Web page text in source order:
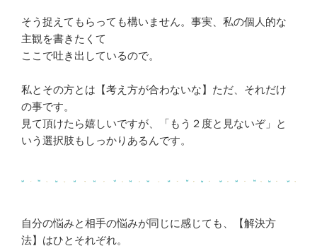
そう捉えてもらっても構いません。事実、私の個人的な
主観を書きたくて
ここで吐き出しているので。
私とその方とは【考え方が合わないな】ただ、それだけ
の事です。
見て頂けたら嬉しいですが、「もう２度と見ないぞ」と
いう選択肢もしっかりあるんです。
自分の悩みと相手の悩みが同じに感じても、【解決方
法】はひとそれぞれ。